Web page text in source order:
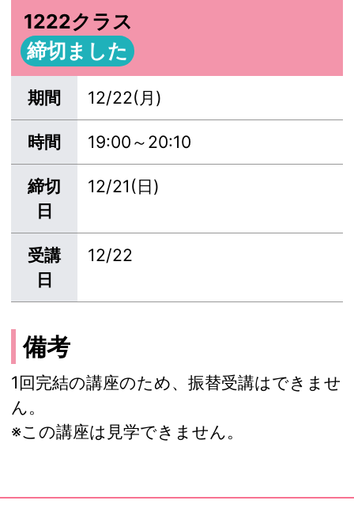
1222クラス
締切ました
期間 12/22(月)
時間 19:00～20:10
締切
日
12/21(日)
受講
日
12/22
備考
1回完結の講座のため、振替受講はできませ
ん。
※この講座は見学できません。